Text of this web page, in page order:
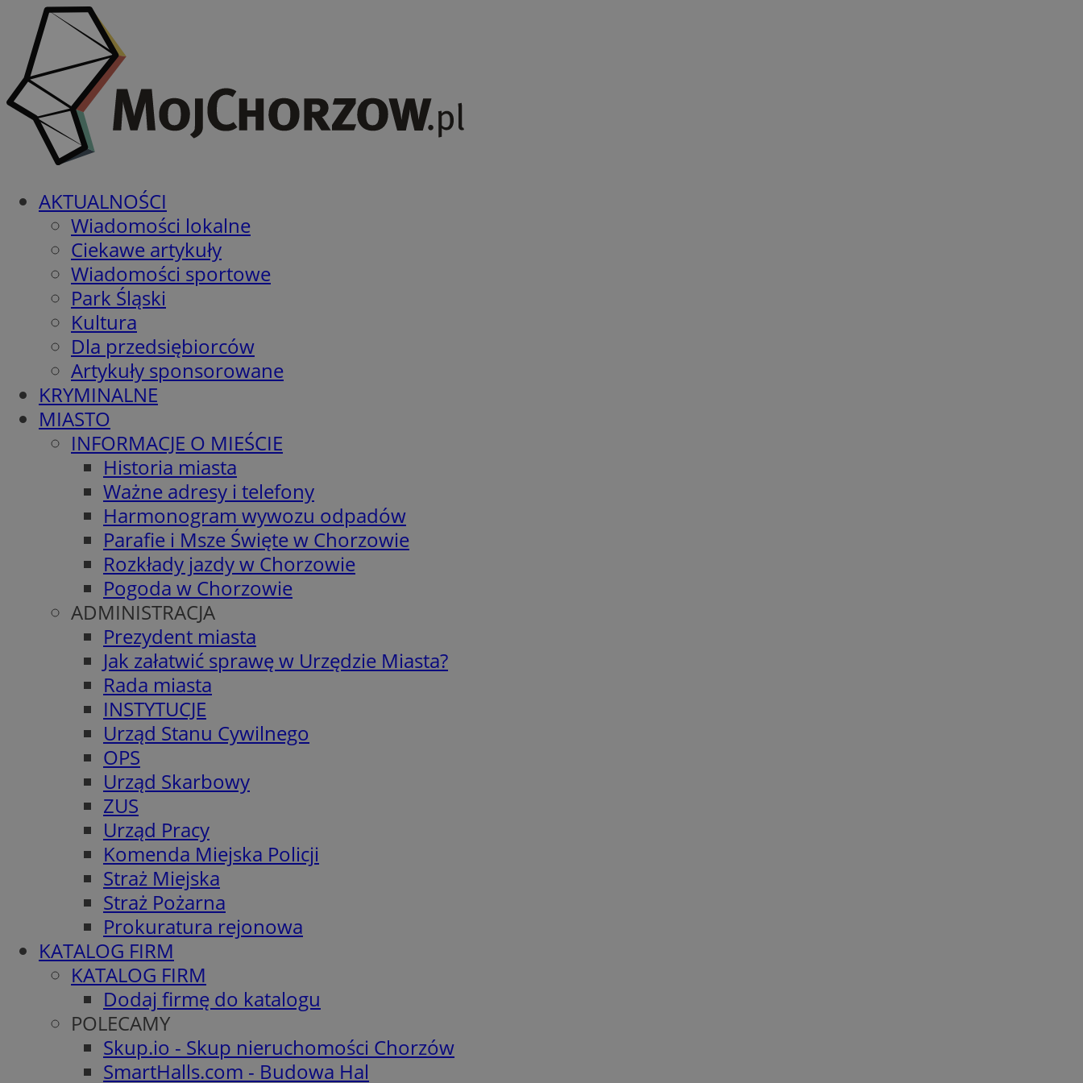
AKTUALNOŚCI
Wiadomości lokalne
Ciekawe artykuły
Wiadomości sportowe
Park Śląski
Kultura
Dla przedsiębiorców
Artykuły sponsorowane
KRYMINALNE
MIASTO
INFORMACJE O MIEŚCIE
Historia miasta
Ważne adresy i telefony
Harmonogram wywozu odpadów
Parafie i Msze Święte w Chorzowie
Rozkłady jazdy w Chorzowie
Pogoda w Chorzowie
ADMINISTRACJA
Prezydent miasta
Jak załatwić sprawę w Urzędzie Miasta?
Rada miasta
INSTYTUCJE
Urząd Stanu Cywilnego
OPS
Urząd Skarbowy
ZUS
Urząd Pracy
Komenda Miejska Policji
Straż Miejska
Straż Pożarna
Prokuratura rejonowa
KATALOG FIRM
KATALOG FIRM
Dodaj firmę do katalogu
POLECAMY
Skup.io - Skup nieruchomości Chorzów
SmartHalls.com - Budowa Hal